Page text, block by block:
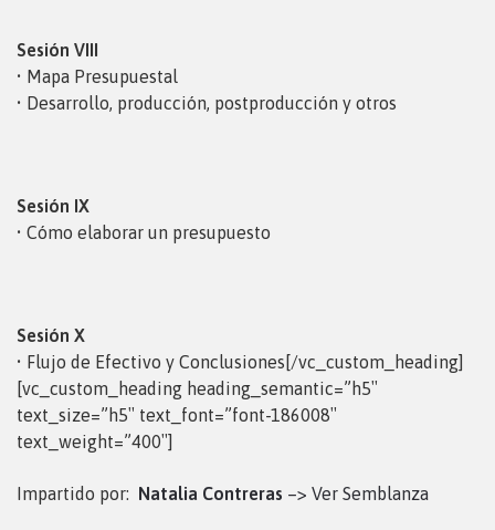
Sesión VIII
• Mapa Presupuestal
• Desarrollo, producción, postproducción y otros
Sesión IX
• Cómo elaborar un presupuesto
Sesión X
• Flujo de Efectivo y Conclusiones[/vc_custom_heading]
[vc_custom_heading heading_semantic=”h5″
text_size=”h5″ text_font=”font-186008″
text_weight=”400″]
Impartido por: Natalia Contreras –> Ver Semblanza